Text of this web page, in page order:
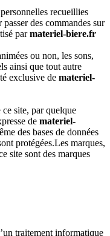
recueillies
des commandes sur
parmateriel-biere.fr
ou non, les sons,
ainsi que tout autre
exclusive de materiel-
site, par quelque
de materiel-
des bases de données
protégées.Les marques,
site sont des marques
traitement informatique